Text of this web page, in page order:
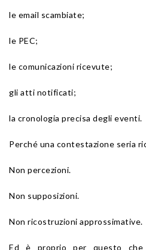
le email scambiate;
le PEC;
le comunicazioni ricevute;
gli atti notificati;
la cronologia precisa degli eventi.
Perché una contestazione seria
Non percezioni.
Non supposizioni.
Non ricostruzioni approssimative.
Ed è proprio per questo